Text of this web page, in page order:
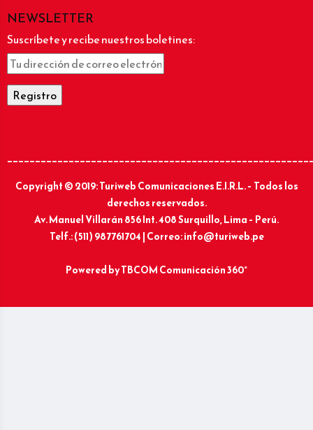
NEWSLETTER
Suscríbete y recibe nuestros boletines:
Copyright © 2019: Turiweb Comunicaciones E.I.R.L. – Todos los
derechos reservados.
Av. Manuel Villarán 856 Int. 408 Surquillo, Lima – Perú.
Telf.: (511) 987761704 | Correo: info@turiweb.pe
Powered byTBCOM Comunicación 360°